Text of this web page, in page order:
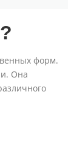
форм.
Она